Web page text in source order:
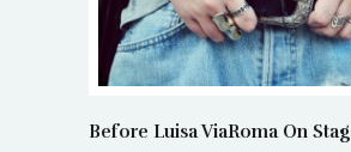
Before Luisa ViaRoma On